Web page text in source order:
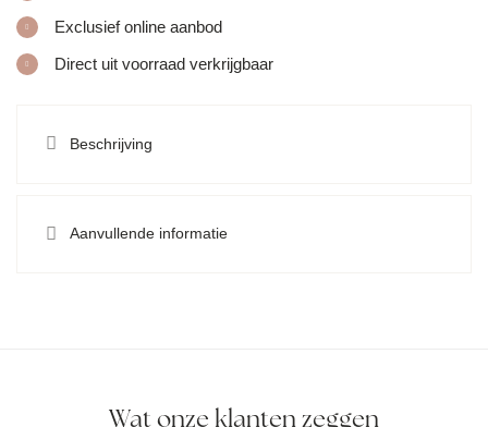
Exclusief online aanbod
Direct uit voorraad verkrijgbaar
Beschrijving
Aanvullende informatie
Wat onze klanten zeggen